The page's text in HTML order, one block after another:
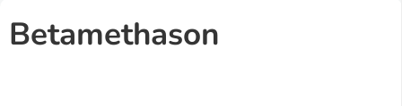
Betamethason